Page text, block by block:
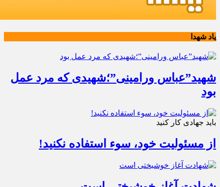
یاد شهدا
شهید”عباس ورامینی”؛شهیدی که مرد عمل
بود
باید جهادی کار کنید
از مسئولیت خود، سوء استفاده نکنید!